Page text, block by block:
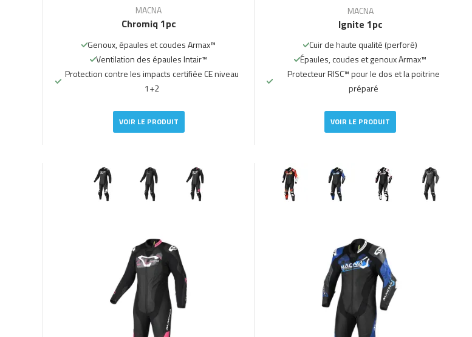
MACNA
Chromiq 1pc
Genoux, épaules et coudes Armax™
Ventilation des épaules Intair™
Protection contre les impacts certifiée CE niveau
1+2
VOIR LE PRODUIT
MACNA
Ignite 1pc
Cuir de haute qualité (perforé)
Épaules, coudes et genoux Armax™
Protecteur RISC™ pour le dos et la poitrine
préparé
VOIR LE PRODUIT